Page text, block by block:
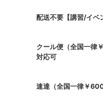
配送不要【講習/イベ
クール便（全国一律
対応可
速達（全国一律￥600